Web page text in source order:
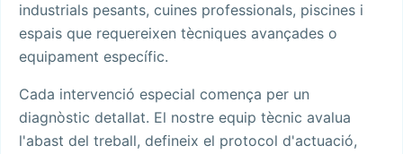
industrials pesants, cuines professionals, piscines i
espais que requereixen tècniques avançades o
equipament específic.
Cada intervenció especial comença per un
diagnòstic detallat. El nostre equip tècnic avalua
l'abast del treball, defineix el protocol d'actuació,